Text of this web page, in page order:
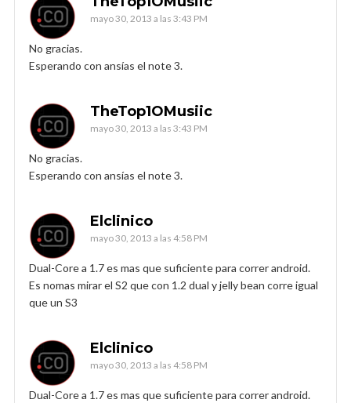
mayo 30, 2013 a las 3:43 PM
No gracias.
Esperando con ansías el note 3.
TheTop1OMusiic
mayo 30, 2013 a las 3:43 PM
No gracias.
Esperando con ansías el note 3.
Elclinico
mayo 30, 2013 a las 4:58 PM
Dual-Core a 1.7 es mas que suficiente para correr android.
Es nomas mirar el S2 que con 1.2 dual y jelly bean corre igual
que un S3
Elclinico
mayo 30, 2013 a las 4:58 PM
Dual-Core a 1.7 es mas que suficiente para correr android.